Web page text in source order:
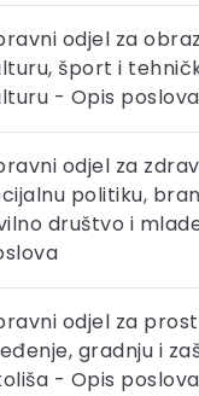
odjel za
šport i
- Opis poslova
odjel za
politiku,
društvo i
odjel za
gradnju i
- Opis poslova